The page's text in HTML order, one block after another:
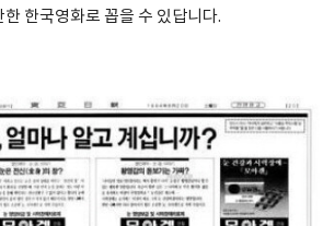
한 한국영화로 꼽을 수 있답니다.